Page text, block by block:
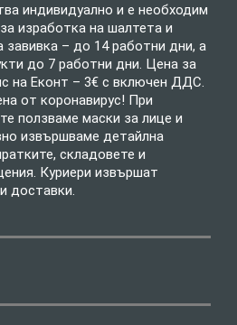
индивидуално и е необходим
изработка на шалтета и
завивка – до 14 работни дни, а
до 7 работни дни. Цена за
на Еконт – 3€ с включен ДДС.
от коронавирус! При
ползваме маски за лице и
извършваме детайлна
складовете и
Куриери извършат
доставки.